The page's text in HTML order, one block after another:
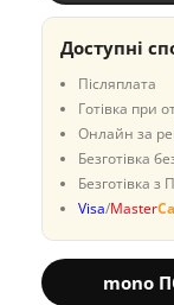
Доступні
Післяплата
Готівка при
Онлайн за
Безготівка
Безготівка з
Visa/Master
mono